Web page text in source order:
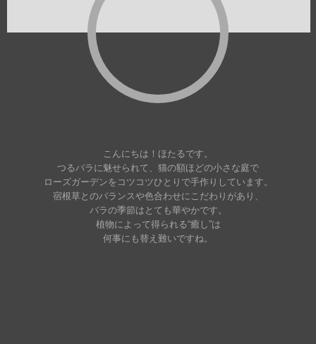
こんにちは！ほたるです。
つるバラに魅せられて、猫の額ほどの小さな庭で
ローズガーデンをコツコツひとりで手作りしています。
宿根草とのバランスや色合わせにこだわりがあり、
バラの季節はとても華やかです。
植物によって得られる“癒し”は
何事にも替え難いですね。